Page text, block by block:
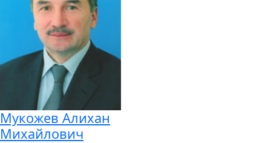
Мукожев Алихан
Михайлович